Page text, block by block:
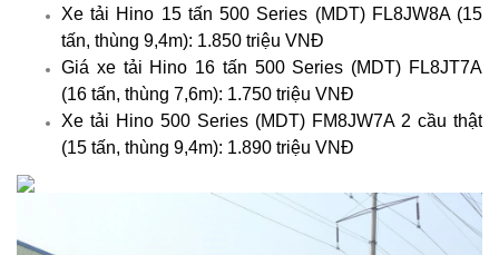
Xe tải Hino 15 tấn 500 Series (MDT) FL8JW8A (15
tấn, thùng 9,4m): 1.850 triệu VNĐ
Giá xe tải Hino 16 tấn 500 Series (MDT) FL8JT7A
(16 tấn, thùng 7,6m): 1.750 triệu VNĐ
Xe tải Hino 500 Series (MDT) FM8JW7A 2 cầu thật
(15 tấn, thùng 9,4m): 1.890 triệu VNĐ